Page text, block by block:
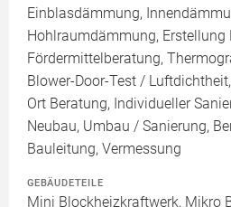
Einblasdämmung,
Hohlraumdämmung, Erstellung
Fördermittelberatung,
Blower-Door-Test /
Ort Beratung, Individueller
Neubau, Umbau / Sanierung,
Bauleitung, Vermessung
GEBÄUDETEILE
Mini Blockheizkraftwerk, Mikro